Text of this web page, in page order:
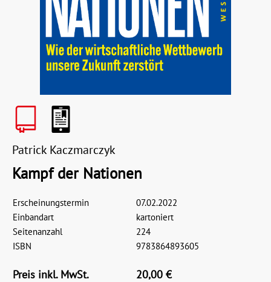
Patrick Kaczmarczyk
Kampf der Nationen
Erscheinungstermin
07.02.2022
Einbandart
kartoniert
Seitenanzahl
224
ISBN
9783864893605
Preis inkl. MwSt. 20,00 €